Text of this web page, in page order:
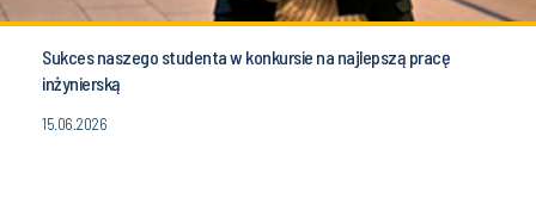
Sukces naszego studenta w konkursie na najlepszą pracę
inżynierską
15.06.2026